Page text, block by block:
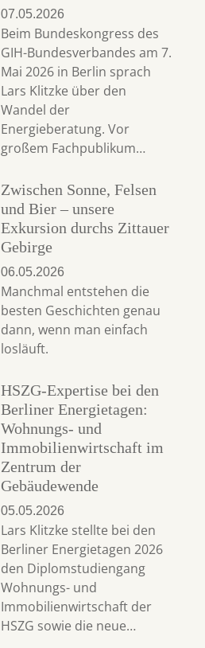
07.05.2026
Beim Bundeskongress des
GIH-Bundesverbandes am 7.
Mai 2026 in Berlin sprach
Lars Klitzke über den
Wandel der
Energieberatung. Vor
großem Fachpublikum…
Zwischen Sonne, Felsen
und Bier – unsere
Exkursion durchs Zittauer
Gebirge
06.05.2026
Manchmal entstehen die
besten Geschichten genau
dann, wenn man einfach
losläuft.
HSZG-Expertise bei den
Berliner Energietagen:
Wohnungs- und
Immobilienwirtschaft im
Zentrum der
Gebäudewende
05.05.2026
Lars Klitzke stellte bei den
Berliner Energietagen 2026
den Diplomstudiengang
Wohnungs- und
Immobilienwirtschaft der
HSZG sowie die neue…